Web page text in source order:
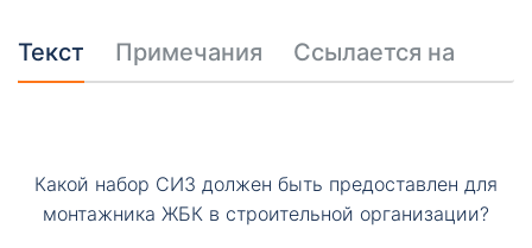
Текст Примечания Ссылается на
Какой набор СИЗ должен быть предоставлен для
монтажника ЖБК в строительной организации?
Необходимые
функционирования
веб-сайта.